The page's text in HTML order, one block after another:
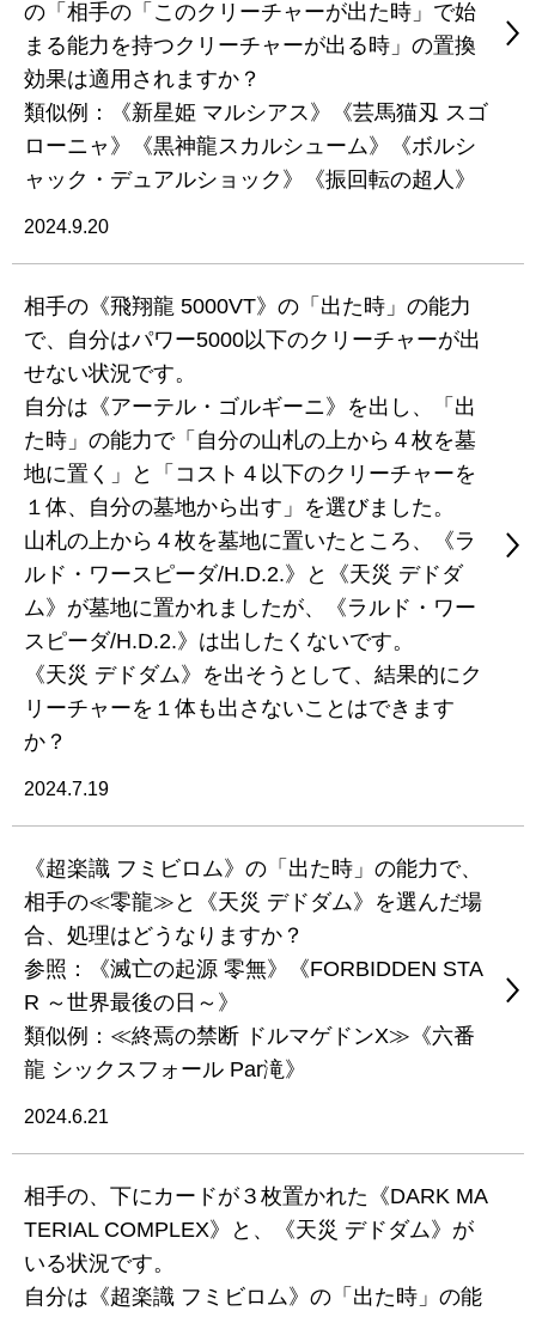
の「相手の「このクリーチャーが出た時」で始
まる能力を持つクリーチャーが出る時」の置換
効果は適用されますか？
類似例：《新星姫 マルシアス》《芸馬猫刄 スゴ
ローニャ》《黒神龍スカルシューム》《ボルシ
ャック・デュアルショック》《振回転の超人》
2024.9.20
相手の《飛翔龍 5000VT》の「出た時」の能力
で、自分はパワー5000以下のクリーチャーが出
せない状況です。
自分は《アーテル・ゴルギーニ》を出し、「出
た時」の能力で「自分の山札の上から４枚を墓
地に置く」と「コスト４以下のクリーチャーを
１体、自分の墓地から出す」を選びました。
山札の上から４枚を墓地に置いたところ、《ラ
ルド・ワースピーダ/H.D.2.》と《天災 デドダ
ム》が墓地に置かれましたが、《ラルド・ワー
スピーダ/H.D.2.》は出したくないです。
《天災 デドダム》を出そうとして、結果的にク
リーチャーを１体も出さないことはできます
か？
2024.7.19
《超楽識 フミビロム》の「出た時」の能力で、
相手の≪零龍≫と《天災 デドダム》を選んだ場
合、処理はどうなりますか？
参照：《滅亡の起源 零無》《FORBIDDEN STA
R ～世界最後の日～》
類似例：≪終焉の禁断 ドルマゲドンX≫《六番
龍 シックスフォール Par滝》
2024.6.21
相手の、下にカードが３枚置かれた《DARK MA
TERIAL COMPLEX》と、《天災 デドダム》が
いる状況です。
自分は《超楽識 フミビロム》の「出た時」の能